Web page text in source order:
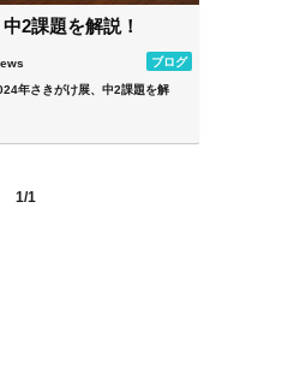
2課題を解説！
ブログ
1/1